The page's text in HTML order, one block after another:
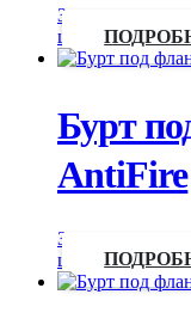
Запросить
цену
Бурт
AntiFire
Запросить
цену